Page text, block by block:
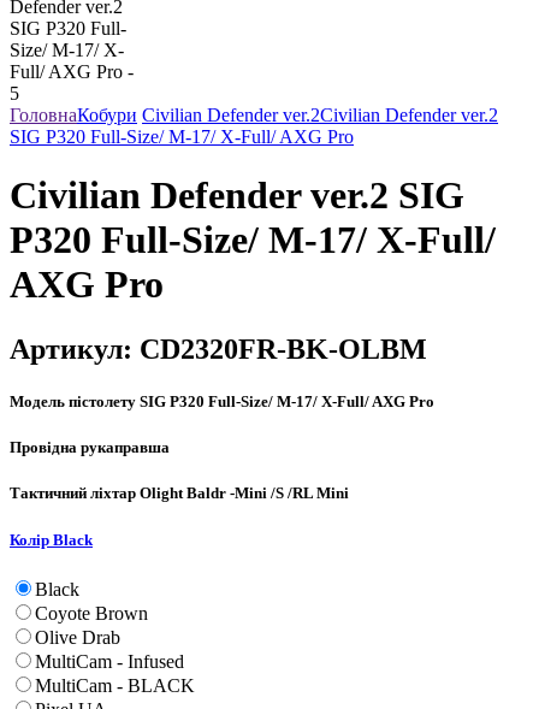
ГоловнаКобури Civilian Defender ver.2Civilian Defender ver.2
SIG P320 Full-Size/ M-17/ X-Full/ AXG Pro
Civilian Defender ver.2 SIG
P320 Full-Size/ M-17/ X-Full/
AXG Pro
Артикул: CD2320FR-BK-OLBM
Модель пістолету SIG P320 Full-Size/ M-17/ X-Full/ AXG Pro
Провідна рукаправша
Тактичний ліхтар Olight Baldr -Mini /S /RL Mini
Колір Black
Black
Coyote Brown
Olive Drab
MultiCam - Infused
MultiCam - BLACK